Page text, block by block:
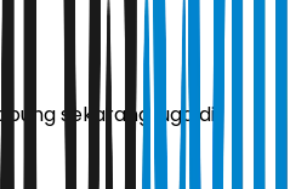
sekarang juga di